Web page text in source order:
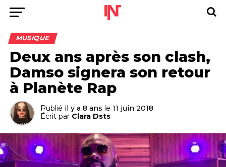
MUSIQUE
Deux ans après son clash,
Damso signera son retour
à Planète Rap
Publié il y a 8 ans le 11 juin 2018
Écrit par Clara Dsts